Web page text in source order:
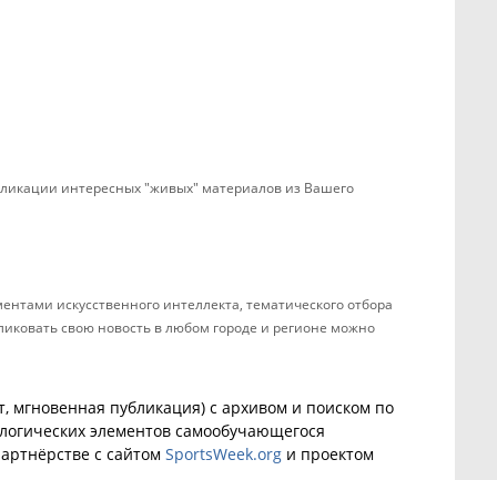
интересных "живых" материалов из Вашего
искусственного интеллекта, тематического отбора
свою новость в любом городе и регионе можно
публикация) с архивом и поиском по
элементов самообучающегося
с сайтом SportsWeek.org и проектом